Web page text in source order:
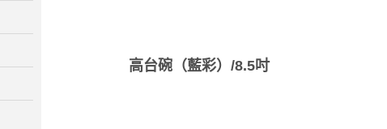
高台碗（藍彩）/8.5吋